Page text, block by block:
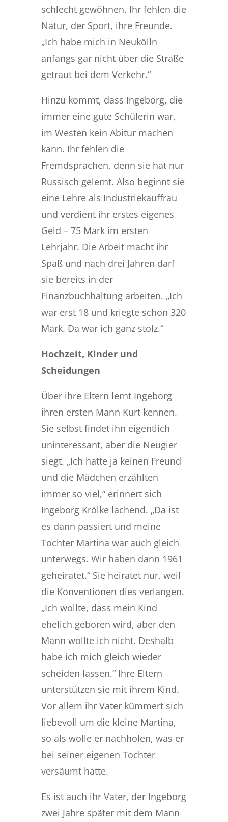
schlecht gewöhnen. Ihr fehlen die
Natur, der Sport, ihre Freunde.
„Ich habe mich in Neukölln
anfangs gar nicht über die Straße
getraut bei dem Verkehr.“
Hinzu kommt, dass Ingeborg, die
immer eine gute Schülerin war,
im Westen kein Abitur machen
kann. Ihr fehlen die
Fremdsprachen, denn sie hat nur
Russisch gelernt. Also beginnt sie
eine Lehre als Industriekauffrau
und verdient ihr erstes eigenes
Geld – 75 Mark im ersten
Lehrjahr. Die Arbeit macht ihr
Spaß und nach drei Jahren darf
sie bereits in der
Finanzbuchhaltung arbeiten. „Ich
war erst 18 und kriegte schon 320
Mark. Da war ich ganz stolz.“
Hochzeit, Kinder und
Scheidungen
Über ihre Eltern lernt Ingeborg
ihren ersten Mann Kurt kennen.
Sie selbst findet ihn eigentlich
uninteressant, aber die Neugier
siegt. „Ich hatte ja keinen Freund
und die Mädchen erzählten
immer so viel,“ erinnert sich
Ingeborg Krölke lachend. „Da ist
es dann passiert und meine
Tochter Martina war auch gleich
unterwegs. Wir haben dann 1961
geheiratet.“ Sie heiratet nur, weil
die Konventionen dies verlangen.
„Ich wollte, dass mein Kind
ehelich geboren wird, aber den
Mann wollte ich nicht. Deshalb
habe ich mich gleich wieder
scheiden lassen.“ Ihre Eltern
unterstützen sie mit ihrem Kind.
Vor allem ihr Vater kümmert sich
liebevoll um die kleine Martina,
so als wolle er nachholen, was er
bei seiner eigenen Tochter
versäumt hatte.
Es ist auch ihr Vater, der Ingeborg
zwei Jahre später mit dem Mann